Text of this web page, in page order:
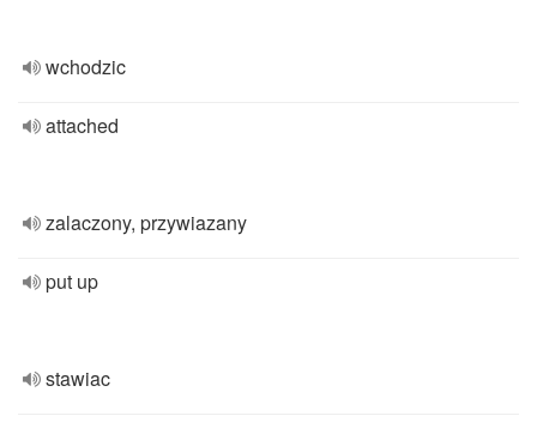
wchodzic
attached
zalaczony, przywiazany
put up
stawiac